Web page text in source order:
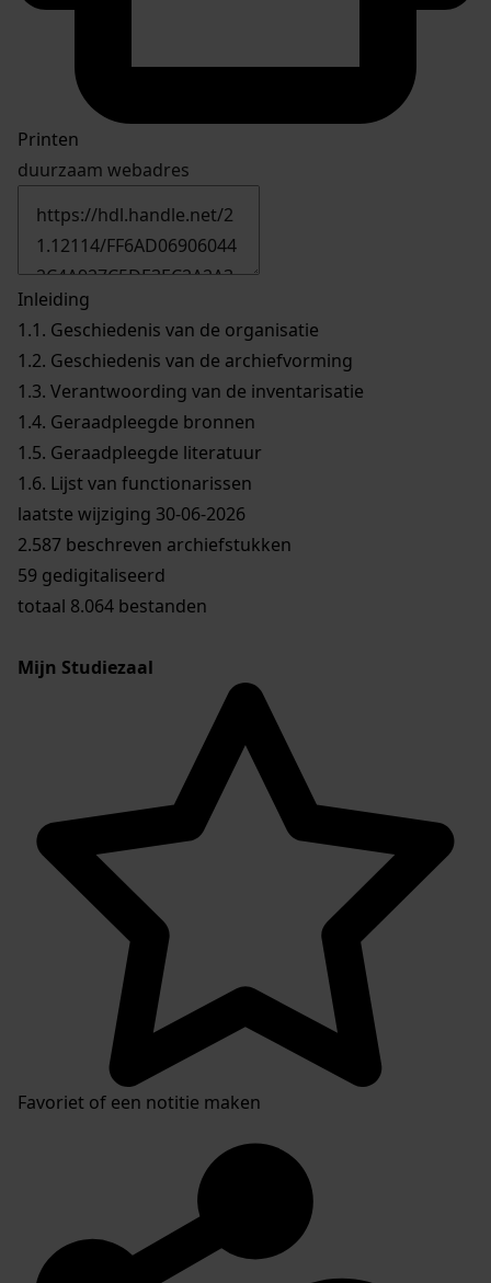
Printen
duurzaam webadres
Inleiding
1.1. Geschiedenis van de organisatie
1.2. Geschiedenis van de archiefvorming
1.3. Verantwoording van de inventarisatie
1.4. Geraadpleegde bronnen
1.5. Geraadpleegde literatuur
1.6. Lijst van functionarissen
laatste wijziging 30-06-2026
2.587 beschreven archiefstukken
59 gedigitaliseerd
totaal 8.064 bestanden
Mijn Studiezaal
Favoriet of een notitie maken